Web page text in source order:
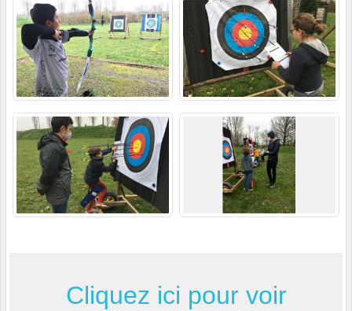
Cliquez ici pour voir